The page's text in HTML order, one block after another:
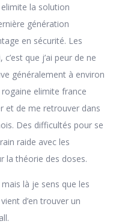
la solution
génération
en sécurité. Les
que j’ai peur de ne
généralement à environ
elimite france
et de me retrouver dans
Des difficultés pour se
raide avec les
la théorie des doses.
mais là je sens que les
d’en trouver un